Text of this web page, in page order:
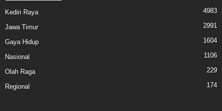
Kediri Raya 4983
Jawa Timur 2991
Gaya Hidup 1604
Nasional 1106
Olah Raga 229
Regional 174